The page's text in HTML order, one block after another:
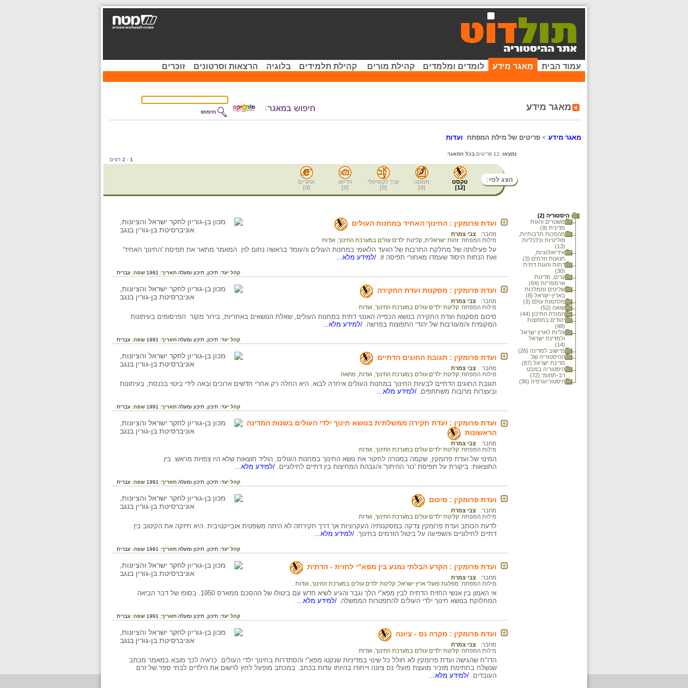
עמוד הבית מאגר מידע לומדים ומלמדים קהילת מורים קהילת תלמידים בלוגיה הרצאות וסרטונים זוכרים
מאגר מידע
מאגר מידע > פריטים של מילת המפתח ועדות
נמצאו:
בכל המאגר.
1
-
2 דפים
טקסט
[
12
]
תמונה
[
0
]
ערך לקסיקלי
[
0
]
וידיאו
[
0
]
אתרים
[
0
]
היסטוריה (2)
משטרים והגות
מדינית (9)
מהפכות תרבותיות,
פוליטיות וכלכליות
(13)
אידיאולוגיות,
תנועות וזרמים (3)
דתות והגות דתית
(30)
ערים, מדינות
ואימפריות (64)
שליטים וממלכות
בארץ-ישראל (8)
מלחמות עולם (3)
שואה (52)
המזרח התיכון (44)
יהודים בתפוצות
(48)
עליות לארץ ישראל
ולמדינת ישראל
(14)
מיישוב למדינה (26)
ההיסטוריה של
מדינת ישראל (87)
היסטוריה במבט
רב-תחומי (72)
היסטוריוגרפיה (36)
ועדת פרומקין : החינוך האחיד במחנות העולים
מחבר:
צבי צמרת
מילות המפתח: זהות ישראלית קליטת ילדים עולים במערכת החינוך ועדות
על פעילותה של מחלקת התרבות של הוועד הלאומי במחנות העולים והעומד בראשה נחום לוין. המאמר מתאר את תפיסת 'החינוך האחיד'
ואת הנחות היסוד שעמדו מאחורי תפיסה זו. /למידע מלא...
קהל יעד: תיכון, תיכון ומעלה תאריך: 1991 שפה: עברית
ועדת פרומקין : מסקנות ועדת החקירה
מחבר:
צבי צמרת
מילות המפתח: קליטת ילדים עולים במערכת החינוך ועדות
סיכום מסקנות ועדת החקירה בנושא הכפייה האנטי דתית במחנות העולים, שאלת הנושאים באחריות, בירור מקור הפרסומים בעיתונות
המקומית והמעורבות של יהודי התפוצות בפרשה. /למידע מלא...
קהל יעד: תיכון, תיכון ומעלה תאריך: 1991 שפה: עברית
ועדת פרומקין : תגובת החוגים הדתיים
מחבר:
צבי צמרת
מילות המפתח: קליטת ילדים עולים במערכת החינוך ועדות מחאה
תגובת החוגים הדתיים לבעיות החינוך במחנות העולים איחרה לבוא. היא החלה רק אחרי חדשים ארוכים ובאה לידי ביטוי בכנסת, בעיתונות
ובעצרות מרובות משתתפים. /למידע מלא...
קהל יעד: תיכון, תיכון ומעלה תאריך: 1991 שפה: עברית
ועדת פרומקין : ועדת חקירה ממשלתית בנושא חינוך ילדי העולים בשנות המדינה
הראשונות
מחבר:
צבי צמרת
מילות המפתח: קליטת ילדים עולים במערכת החינוך ועדות
המינוי של ועדת פרומקין, שקמה במטרה לחקור את נושא החינוך במחנות העולים, הוליד תוצאות שלא היו צפויות מראש. בין
התוצאות: ביקורת על תפיסת 'כור ההיתוך' והגבהת המחיצות בין דתיים לחילוניים. /למידע מלא...
קהל יעד: תיכון, תיכון ומעלה תאריך: 1991 שפה: עברית
ועדת פרומקין : סיכום
מחבר:
צבי צמרת
מילות המפתח: קליטת ילדים עולים במערכת החינוך ועדות
לדעת הכותב ועדת פרומקין צדקה במסקנותיה העקרוניות אך דרך חקירתה לא היתה משפטית אובייקטיבית. היא חיזקה את הקיטוב בין
דתיים לחילוניים והשפיעה על ביטול הזרמים בחינוך. /למידע מלא...
קהל יעד: תיכון, תיכון ומעלה תאריך: 1991 שפה: עברית
ועדת פרומקין : הקרע הבלתי נמנע בין מפא"י לחזית - הדתית
מחבר:
צבי צמרת
מילות המפתח: מפלגת פועלי ארץ-ישראל קליטת ילדים עולים במערכת החינוך ועדות
אי האמון בין אנשי החזית הדתית לבין מפא"י הלך וגבר והגיע לשיא חדש עם ביטולו של ההסכם ממארס 1950. בסופו של דבר הביאה
המחלוקת בנושא חינוך ילדי העולים להתפטרות הממשלה. /למידע מלא...
קהל יעד: תיכון, תיכון ומעלה תאריך: 1991 שפה: עברית
ועדת פרומקין : מקרה נס - ציונה
מחבר:
צבי צמרת
מילות המפתח: קליטת ילדים עולים במערכת החינוך ועדות
הדו"ח שהגישה ועדת פרומקין לא חולל כל שינוי במדיניות שנקטו מפא"י והסתדרות בחינוך ילדי העולים. כראיה לכך מובא במאמר מכתב
שנשלח בחתימת מזכיר מועצת פועלי נס ציונה וייחודו בהיותו עדות בכתב. במכתב מופעל לחץ לרשום את הילדים לבתי ספר של זרם
העובדים. /למידע מלא...